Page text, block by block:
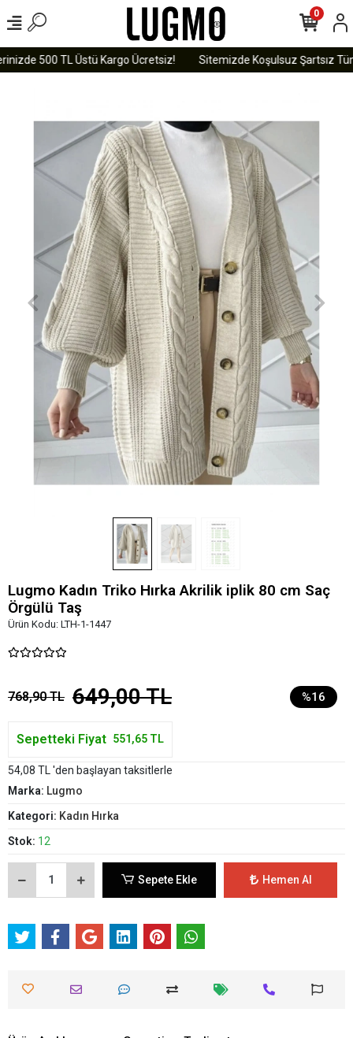
500 TL Üstü Kargo Ücretsiz! Sitemizde Koşulsuz Şartsız
0
Lugmo Kadın Triko Hırka Akrilik iplik 80 cm Saç
Örgülü Taş
Ürün Kodu: LTH-1-1447
768,90 TL 649,00 TL %16
Sepetteki Fiyat 551,65 TL
54,08 TL 'den başlayan taksitlerle
Marka: Lugmo
Kategori: Kadın Hırka
Stok: 12
Sepete Ekle Hemen Al